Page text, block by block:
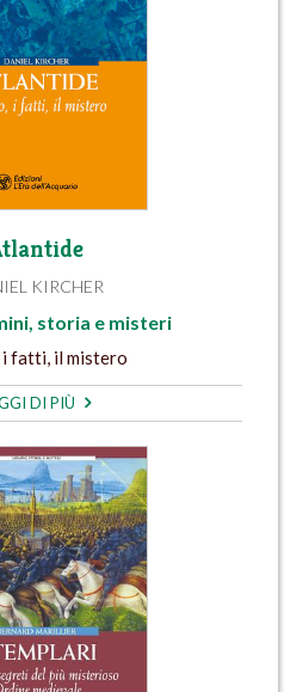
KIRCHER
storia e misteri
i fatti, il mistero
DI PIÙ